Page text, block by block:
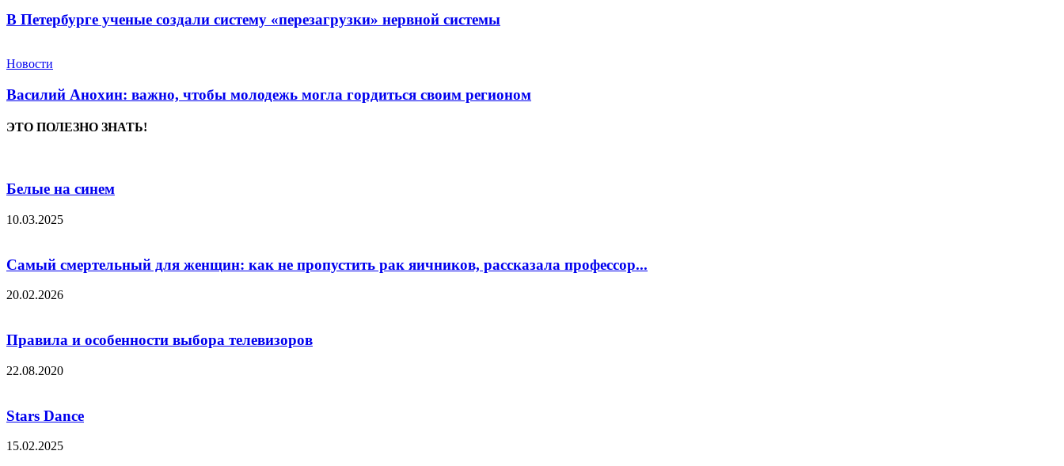
В Петербурге ученые создали систему «перезагрузки» нервной системы
Новости
Василий Анохин: важно, чтобы молодежь могла гордиться своим регионом
ЭТО ПОЛЕЗНО ЗНАТЬ!
Белые на синем
10.03.2025
Самый смертельный для женщин: как не пропустить рак яичников, рассказала профессор...
20.02.2026
Правила и особенности выбора телевизоров
22.08.2020
Stars Dance
15.02.2025